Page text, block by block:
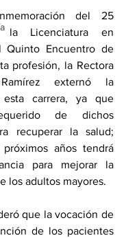
del 25
la Licenciatura en
Quinto Encuentro de
profesión, la Rectora
externó la
carrera, ya que
de dichos
recuperar la salud;
años tendrá
para mejorar la
los adultos mayores.
que la vocación de
de los pacientes